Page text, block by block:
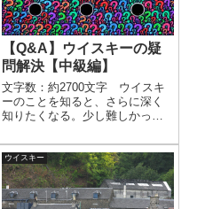
【Q&A】ウイスキーの疑
問解決【中級編】
文字数：約2700文字 ウイスキ
ーのことを知ると、さらに深く
知りたくなる。少し難しかった
える。 【基礎編】、【データ
編】も参考にしていただければ
と思う。John Hainによる
Pixabayからの画像●ウイスキ
ー...
ウイスキー